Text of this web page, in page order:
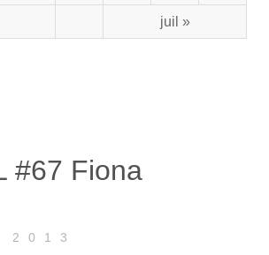
juil »
#67 Fiona
2013